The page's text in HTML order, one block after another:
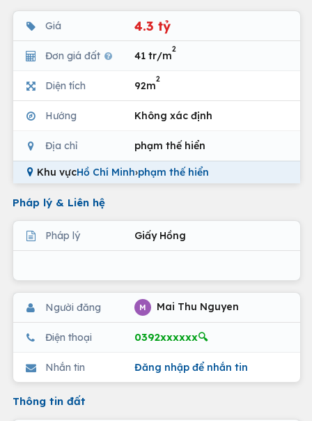
Giá 4.3 tỷ
Đơn giá đất 41 tr/m
2
Diện tích 92m
2
Hướng Không xác định
Địa chỉ phạm thế hiển
Khu vựcHồ Chí Minh›phạm thế hiển
Pháp lý & Liên hệ
Pháp lý Giấy Hồng
Người đăng M Mai Thu Nguyen
Điện thoại 0392xxxxxx🔍
Nhắn tin Đăng nhập để nhắn tin
Thông tin đất